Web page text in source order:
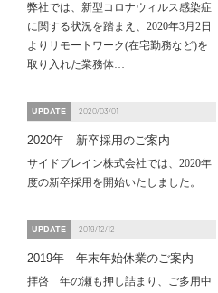
弊社では、新型コロナウィルス感染症
に関する状況を踏まえ、2020年3月2日
よりリモートワーク(在宅勤務など)を
取り入れた業務体…
UPDATE 2020/03/01
2020年 新卒採用のご案内
サイドブレイン株式会社では、2020年
度の新卒採用を開始いたしました。
UPDATE 2019/12/12
2019年 年末年始休業のご案内
拝啓 年の瀬も押し詰まり、ご多用中